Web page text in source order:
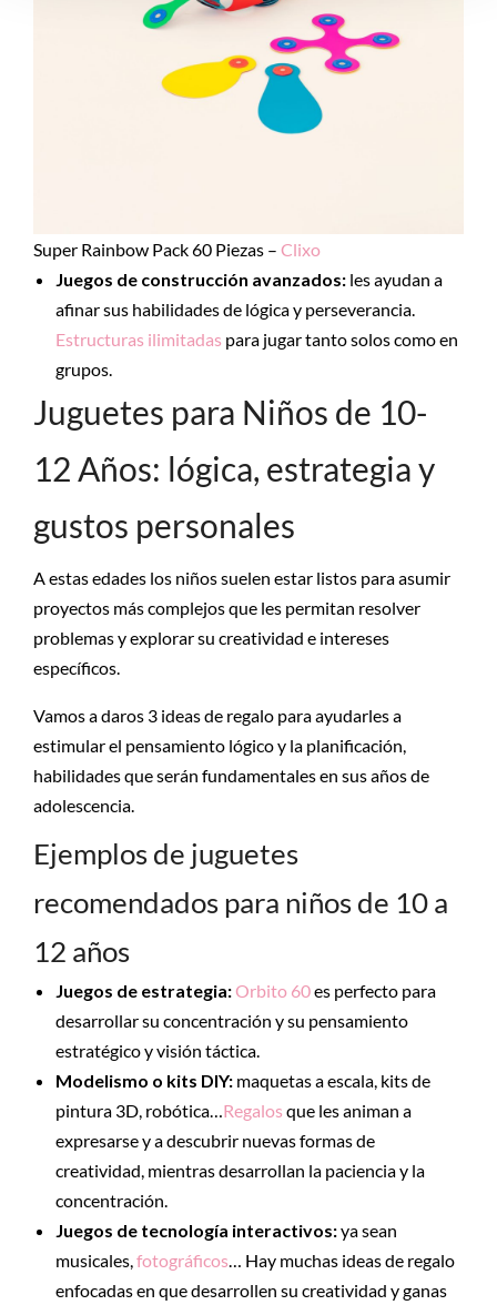
Super Rainbow Pack 60 Piezas – Clixo
Juegos de construcción avanzados: les ayudan a
afinar sus habilidades de lógica y perseverancia.
Estructuras ilimitadas para jugar tanto solos como en
grupos.
Juguetes para Niños de 10-
12 Años: lógica, estrategia y
gustos personales
A estas edades los niños suelen estar listos para asumir
proyectos más complejos que les permitan resolver
problemas y explorar su creatividad e intereses
específicos.
Vamos a daros 3 ideas de regalo para ayudarles a
estimular el pensamiento lógico y la planificación,
habilidades que serán fundamentales en sus años de
adolescencia.
Ejemplos de juguetes
recomendados para niños de 10 a
12 años
Juegos de estrategia:Orbito 60es perfecto para
desarrollar su concentración y su pensamiento
estratégico y visión táctica.
Modelismo o kits DIY: maquetas a escala, kits de
pintura 3D, robótica…Regalos que les animan a
expresarse y a descubrir nuevas formas de
creatividad, mientras desarrollan la paciencia y la
concentración.
Juegos de tecnología interactivos:ya sean
musicales,fotográficos… Hay muchas ideas de regalo
enfocadas en que desarrollen su creatividad y ganas